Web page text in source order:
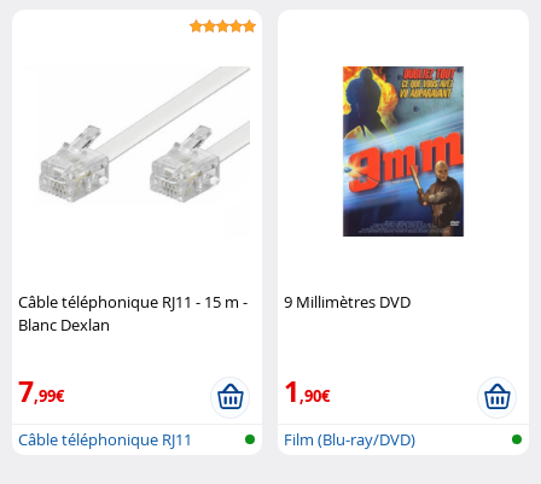
Câble téléphonique RJ11 - 15 m -
Blanc Dexlan
7,99€
Câble téléphonique RJ11
9 Millimètres DVD
1,90€
Film (Blu-ray/DVD)